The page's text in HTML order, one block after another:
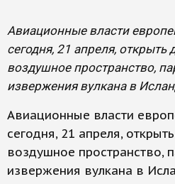
Авиационные власти
сегодня, 21 апреля, открыть
воздушное пространство,
извержения вулкана в
Авиационные власти
сегодня, 21 апреля,
воздушное пространство,
извержения вулкана в